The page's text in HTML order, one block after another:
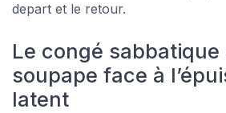
depart et le retour.
Le congé sabbatique
soupape face à
latent